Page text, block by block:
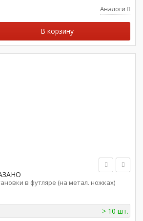
Аналоги
В корзину
в футляре (на метал. ножках)
> 10 шт.